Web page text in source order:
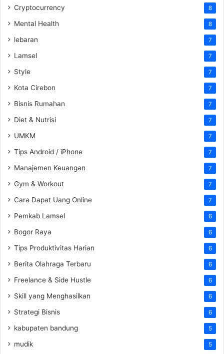
Cryptocurrency 8
Mental Health 8
lebaran 7
Lamsel 7
Style 7
Kota Cirebon 7
Bisnis Rumahan 7
Diet & Nutrisi 7
UMKM 7
Tips Android / iPhone 7
Manajemen Keuangan 7
Gym & Workout 7
Cara Dapat Uang Online 7
Pemkab Lamsel 6
Bogor Raya 6
Tips Produktivitas Harian 6
Berita Olahraga Terbaru 6
Freelance & Side Hustle 6
Skill yang Menghasilkan 6
Strategi Bisnis 6
kabupaten bandung 5
mudik 5